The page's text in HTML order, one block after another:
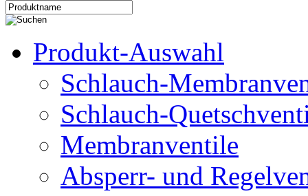
Produkt-Auswahl
Schlauch-
Schlauch-
Membranventile
Absperr- und